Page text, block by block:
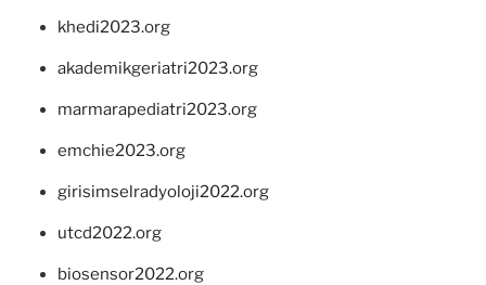
khedi2023.org
akademikgeriatri2023.org
marmarapediatri2023.org
emchie2023.org
girisimselradyoloji2022.org
utcd2022.org
biosensor2022.org